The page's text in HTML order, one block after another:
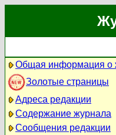
Общая информация о
Золотые страницы
Адреса редакции
Содержание журнала
Сообщения редакции